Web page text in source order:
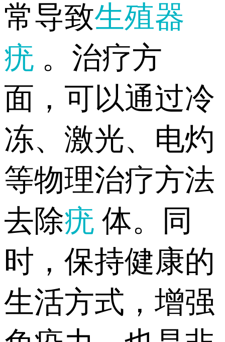
常导致生殖器
疣 。治疗方
面，可以通过冷
冻、激光、电灼
等物理治疗方法
去除疣 体。同
时，保持健康的
生活方式，增强